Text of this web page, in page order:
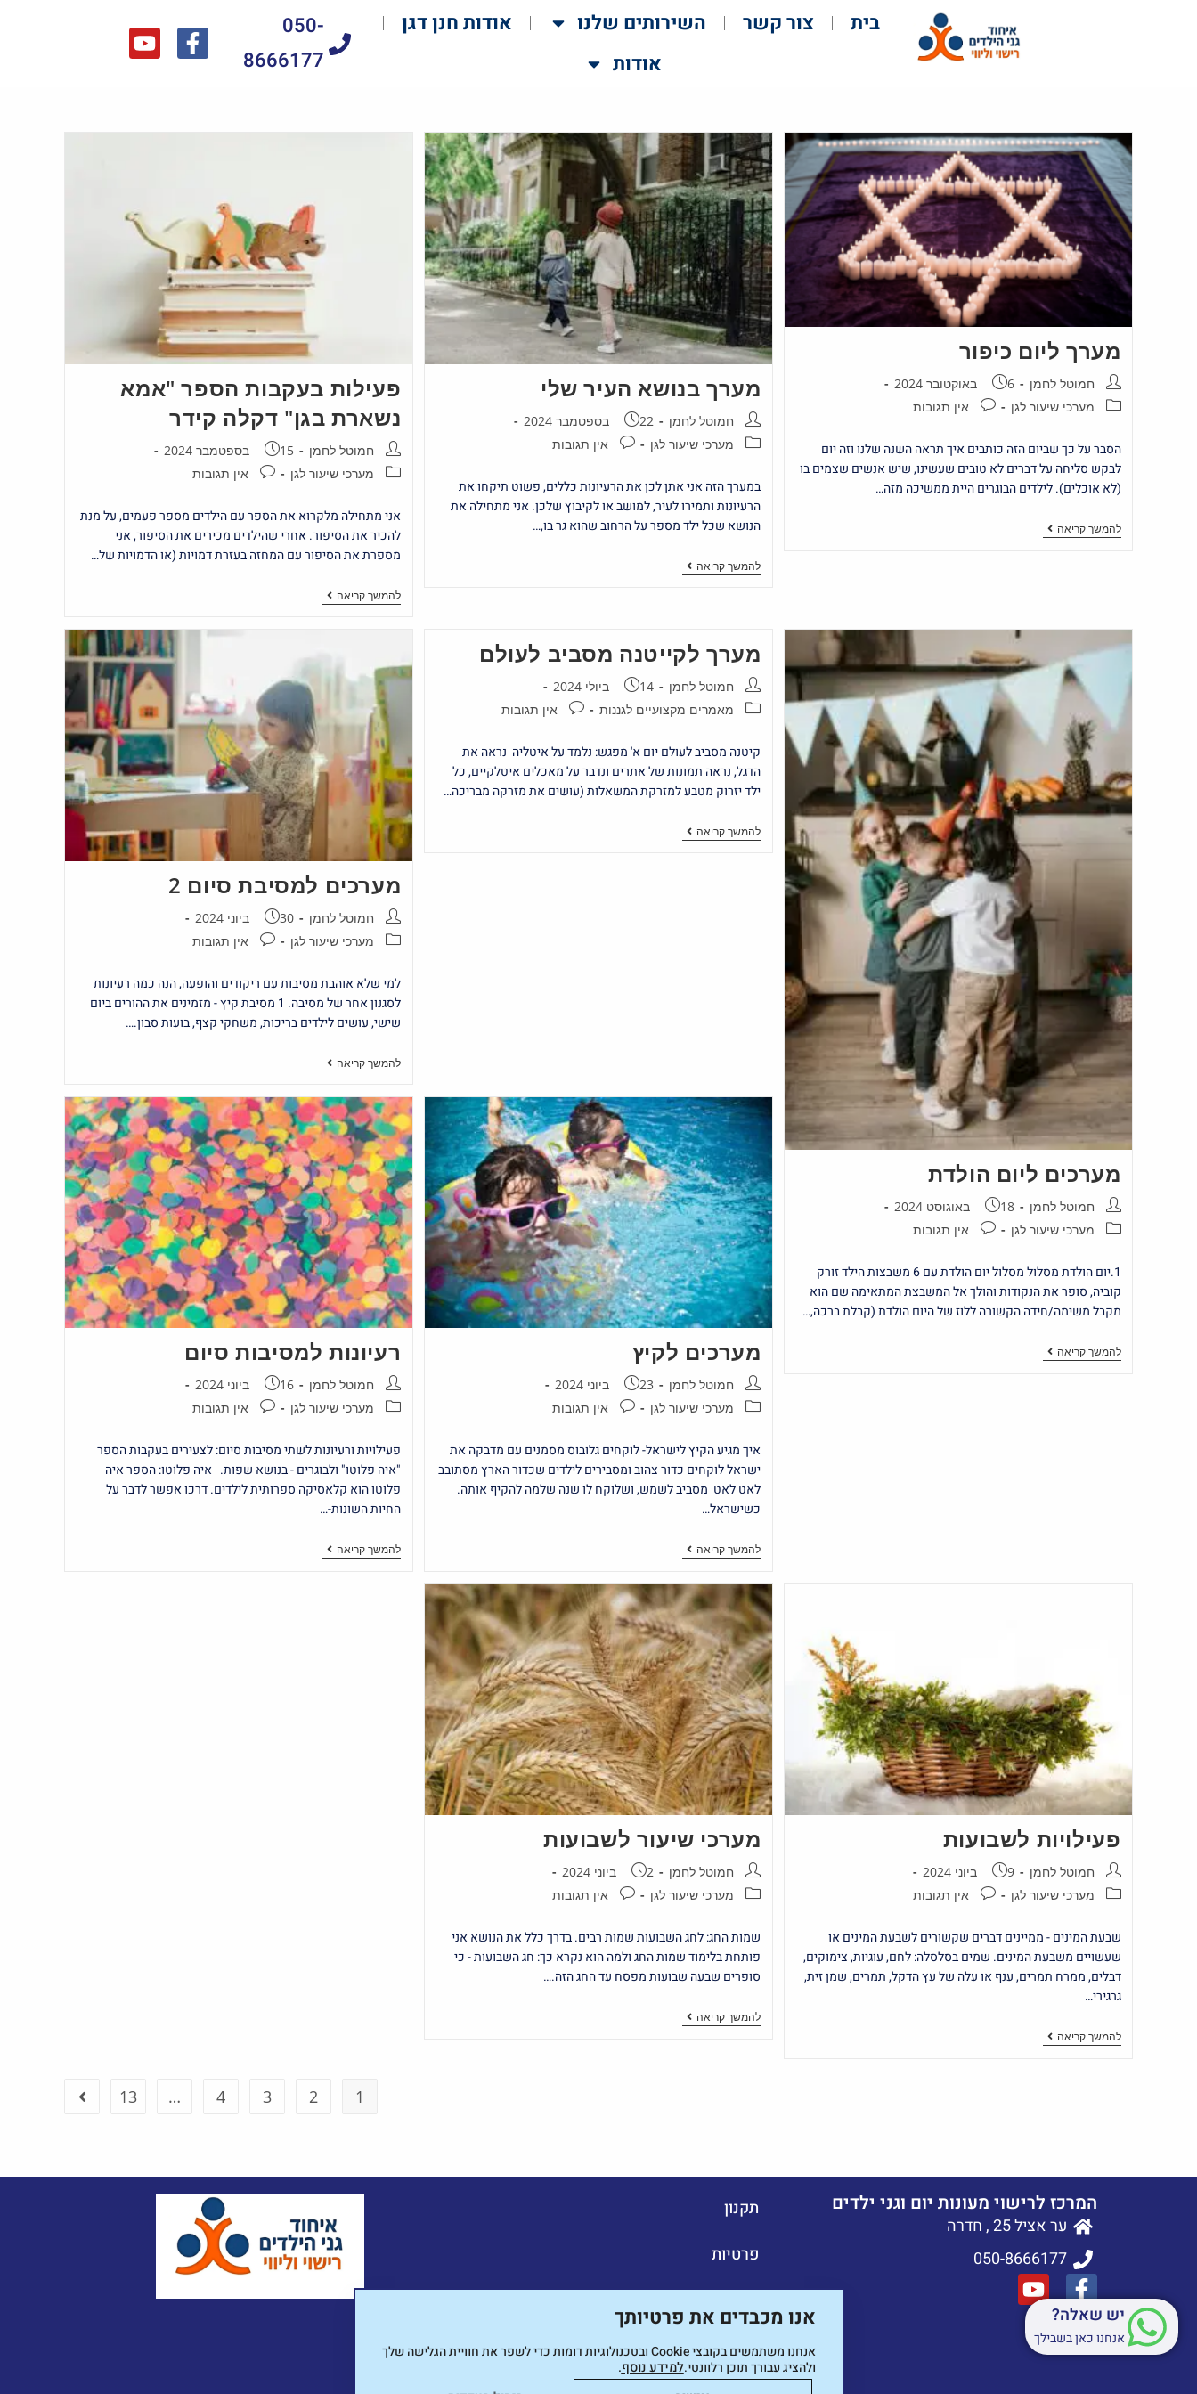
בית צור קשר השירותים שלנו
אודות חנן דגן
אודות
050-
8666177
מערך ליום כיפור
חמוטל לחמן
6 באוקטובר 2024
מערכי שיעור לגן
אין תגובות
הסבר על כך שביום הזה כותבים איך תראה השנה שלנו וזה יום
לבקש סליחה על דברים לא טובים שעשינו, שיש אנשים שצמים בו
(לא אוכלים). לילדים הבוגרים היית ממשיכה מזה…
להמשך קריאה
מערך בנושא העיר שלי
חמוטל לחמן
22 בספטמבר 2024
מערכי שיעור לגן
אין תגובות
במערך הזה אני אתן לכן את הרעיונות כללים, פשוט תיקחו את
הרעיונות ותמירו לעיר, למושב או לקיבוץ שלכן. אני מתחילה את
הנושא שכל ילד מספר על הרחוב שהוא גר בו,…
להמשך קריאה
פעילות בעקבות הספר "אמא
נשארת בגן" דקלה קידר
חמוטל לחמן
15 בספטמבר 2024
מערכי שיעור לגן
אין תגובות
אני מתחילה מלקרוא את הספר עם הילדים מספר פעמים, על מנת
להכיר את הסיפור. אחרי שהילדים מכירים את הסיפור, אני
מספרת את הסיפור עם המחזה בעזרת דמויות (או הדמויות של…
להמשך קריאה
מערכים ליום הולדת
חמוטל לחמן
18 באוגוסט 2024
מערכי שיעור לגן
אין תגובות
1.יום הולדת מסלול מסלול יום הולדת עם 6 משבצות הילד זורק
קוביה, סופר את הנקודות והולך אל המשבצת המתאימה שם הוא
מקבל משימה/חידה הקשורה ללוז של היום הולדת (קבלת ברכה,…
להמשך קריאה
מערך לקייטנה מסביב לעולם
חמוטל לחמן
14 ביולי 2024
מאמרים מקצועיים לגננות
אין תגובות
קיטנה מסביב לעולם יום א' מפגש: נלמד על איטליה נראה את
הדגל, נראה תמונות של אתרים ונדבר על מאכלים איטלקיים, כל
ילד יזרוק מטבע למזרקת המשאלות (עושים את מזרקה מבריכה…
להמשך קריאה
מערכים למסיבת סיום 2
חמוטל לחמן
30 ביוני 2024
מערכי שיעור לגן
אין תגובות
למי שלא אוהבת מסיבות עם ריקודים והופעה, הנה כמה רעיונות
לסגנון אחר של מסיבה. 1 מסיבת קיץ - מזמינים את ההורים ביום
שישי, עושים לילדים בריכות, משחקי קצף, בועות סבון.…
להמשך קריאה
מערכים לקיץ
חמוטל לחמן
23 ביוני 2024
מערכי שיעור לגן
אין תגובות
איך מגיע הקיץ לישראל- לוקחים גלובוס מסמנים עם מדבקה את
ישראל לוקחים כדור צהוב ומסבירים לילדים שכדור הארץ מסתובב
לאט לאט מסביב לשמש, ושלוקח לו שנה שלמה להקיף אותה.
כשישראל…
להמשך קריאה
רעיונות למסיבות סיום
חמוטל לחמן
16 ביוני 2024
מערכי שיעור לגן
אין תגובות
פעילויות ורעיונות לשתי מסיבות סיום: לצעירים בעקבות הספר
"איה פלוטו" ולבוגרים - בנושא שפות. איה פלוטו: הספר איה
פלוטו הוא קלאסיקה ספרותית לילדים. דרכו אפשר לדבר על
החיות השונות-…
להמשך קריאה
פעילויות לשבועות
חמוטל לחמן
9 ביוני 2024
מערכי שיעור לגן
אין תגובות
שבעת המינים - ממיינים דברים שקשורים לשבעת המינים או
שעשויים משבעת המינים. שמים בסלסלה: לחם, עוגיות, צימוקים,
דבלים, ממרח תמרים, ענף או עלה של עץ הדקל, תמרים, שמן זית,
גרגירי…
להמשך קריאה
מערכי שיעור לשבועות
חמוטל לחמן
2 ביוני 2024
מערכי שיעור לגן
אין תגובות
שמות החג: לחג השבועות שמות רבים. בדרך כלל את הנושא אני
פותחת בלימוד שמות החג ולמה הוא נקרא כך: חג השבועות - כי
סופרים שבעה שבועות מפסח עד החג הזה.…
להמשך קריאה
1
2
3
4
…
13
יש שאלה?
אנחנו כאן בשבילך
המרכז לרישוי מעונות יום וגני ילדים
ער אציל 25 , חדרה
050-8666177
תקנון
פרטיות
מרכז הורות
אנו מכבדים את פרטיותך
אנחנו משתמשים בקובציCookieובטכנולוגיות דומות כדי לשפר את חוויית הגלישה שלך
ולהציג עבורך תוכן רלוונטי.למידע נוסף.